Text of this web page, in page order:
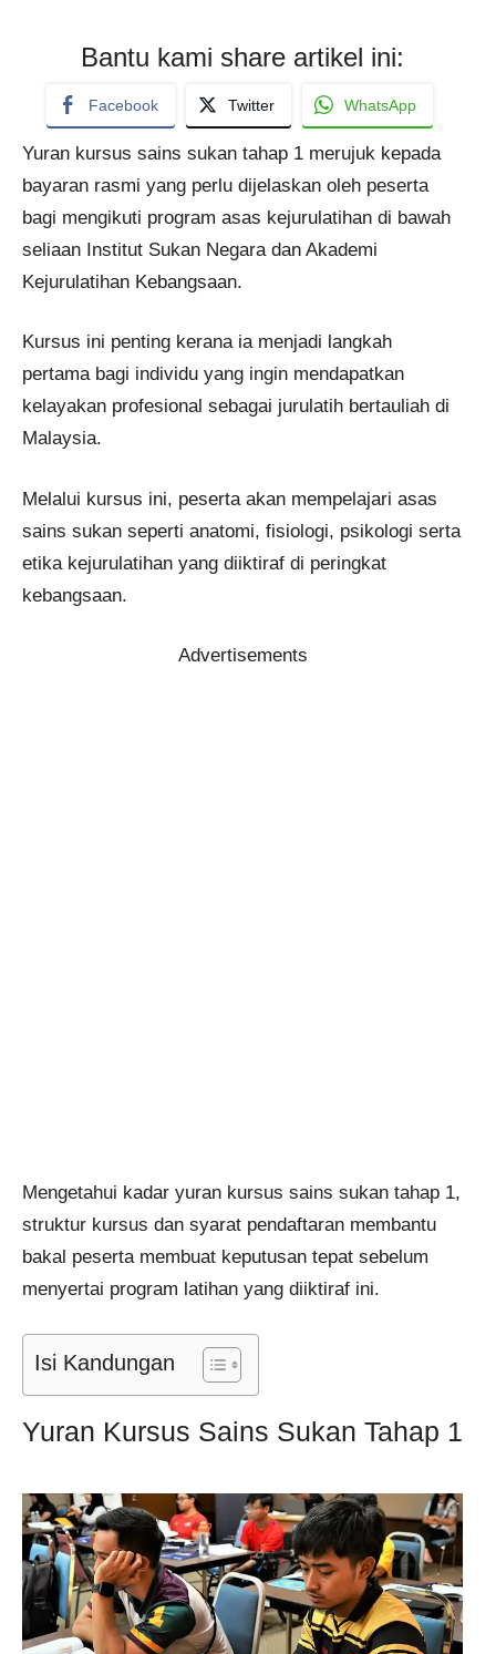
Bantu kami share artikel ini:
Facebook Twitter WhatsApp
Yuran kursus sains sukan tahap 1 merujuk kepada
bayaran rasmi yang perlu dijelaskan oleh peserta
bagi mengikuti program asas kejurulatihan di bawah
seliaan Institut Sukan Negara dan Akademi
Kejurulatihan Kebangsaan.
Kursus ini penting kerana ia menjadi langkah
pertama bagi individu yang ingin mendapatkan
kelayakan profesional sebagai jurulatih bertauliah di
Malaysia.
Melalui kursus ini, peserta akan mempelajari asas
sains sukan seperti anatomi, fisiologi, psikologi serta
etika kejurulatihan yang diiktiraf di peringkat
kebangsaan.
Advertisements
Mengetahui kadar yuran kursus sains sukan tahap 1,
struktur kursus dan syarat pendaftaran membantu
bakal peserta membuat keputusan tepat sebelum
menyertai program latihan yang diiktiraf ini.
Isi Kandungan
Yuran Kursus Sains Sukan Tahap 1